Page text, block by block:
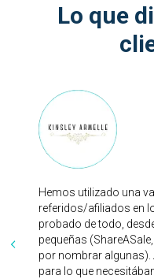
Lo que
Hemos utilizado una
referidos/afiliados en
probado de todo,
pequeñas
por nombrar
para lo que